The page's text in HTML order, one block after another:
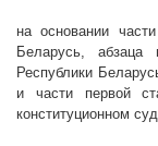
на основании
Беларусь, абзаца
Республики
и части первой
конституционном